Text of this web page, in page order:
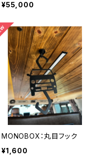
¥55,000
MONOBOX：丸目フック
¥1,600